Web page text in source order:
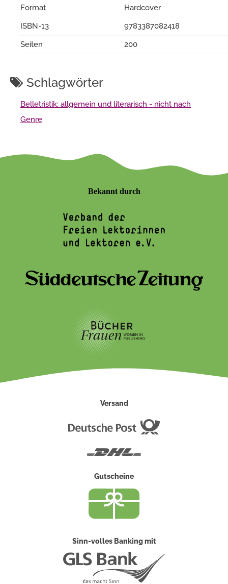
Format
Hardcover
ISBN-13
9783387082418
Seiten
200
Schlagwörter
Belletristik: allgemein und literarisch - nicht nach
Genre
Bekannt durch
Versand
Gutscheine
Sinn-volles Banking mit